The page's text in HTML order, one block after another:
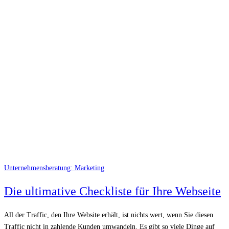
Unternehmensberatung: Marketing
Die ultimative Checkliste für Ihre Webseite
All der Traffic, den Ihre Website erhält, ist nichts wert, wenn Sie diesen
Traffic nicht in zahlende Kunden umwandeln. Es gibt so viele Dinge auf